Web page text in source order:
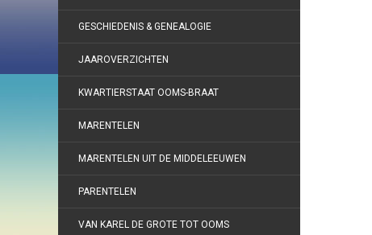
GESCHIEDENIS & GENEALOGIE
JAAROVERZICHTEN
KWARTIERSTAAT OOMS-BRAAT
MARENTELEN
MARENTELEN UIT DE MIDDELEEUWEN
PARENTELEN
VAN KAREL DE GROTE TOT OOMS